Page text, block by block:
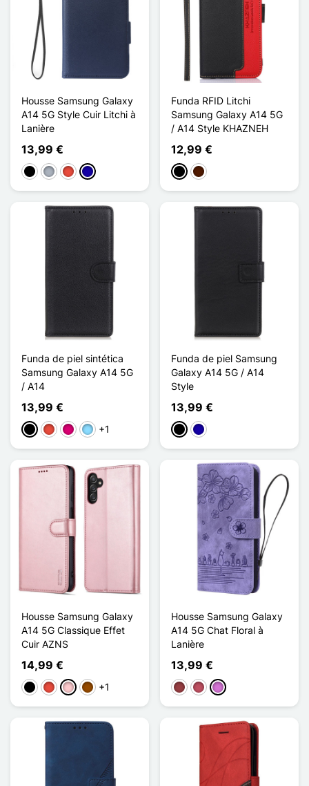
Housse Samsung Galaxy
A14 5G Style Cuir Litchi à
Lanière
13,99 €
NegroGris RojoAzul oscuro
Funda RFID Litchi
Samsung Galaxy A14 5G
/ A14 Style KHAZNEH
12,99 €
NegroMarrón oscuro
Funda de piel sintética
Samsung Galaxy A14 5G
/ A14
13,99 €
NegroRojoMagentaAzul claro
+1
Funda de piel Samsung
Galaxy A14 5G / A14
Style
13,99 €
NegroAzul oscuro
Housse Samsung Galaxy
A14 5G Classique Effet
Cuir AZNS
14,99 €
NegroRojoRosaMarrón
+1
Housse Samsung Galaxy
A14 5G Chat Floral à
Lanière
13,99 €
Rojo oscuro
Rosa oscuro
Malva